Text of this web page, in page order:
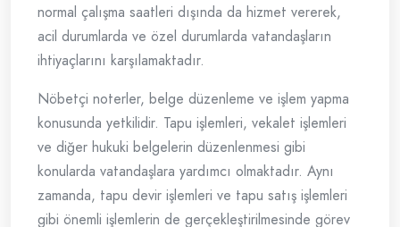
normal çalışma saatleri dışında da hizmet vererek,
acil durumlarda ve özel durumlarda vatandaşların
ihtiyaçlarını karşılamaktadır.
Nöbetçi noterler, belge düzenleme ve işlem yapma
konusunda yetkilidir. Tapu işlemleri, vekalet işlemleri
ve diğer hukuki belgelerin düzenlenmesi gibi
konularda vatandaşlara yardımcı olmaktadır. Aynı
zamanda, tapu devir işlemleri ve tapu satış işlemleri
gibi önemli işlemlerin de gerçekleştirilmesinde görev